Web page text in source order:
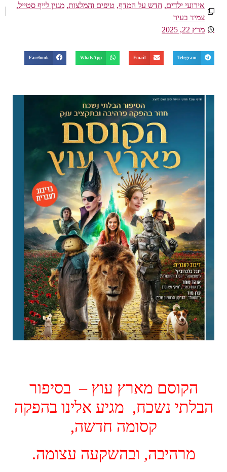
אירועי ילדים, חדש על המדף, טיפים והמלצות, מגזין לייף סטייל,
צמיד בעיר
מרץ 22, 2025
Telegram
Email
WhatsApp
Facebook
הקוסם מארץ עוץ – בסיפור
הבלתי נשכח, מגיע אלינו בהפקה
קסומה חדשה,
מרהיבה, ובהשקעה עצומה.